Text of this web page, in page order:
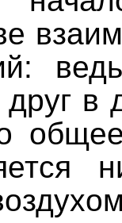
в